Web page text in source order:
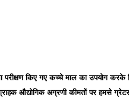
किए गए कच्चे माल का उपयोग करके
औद्योगिक अग्रणी कीमतों पर हमसे